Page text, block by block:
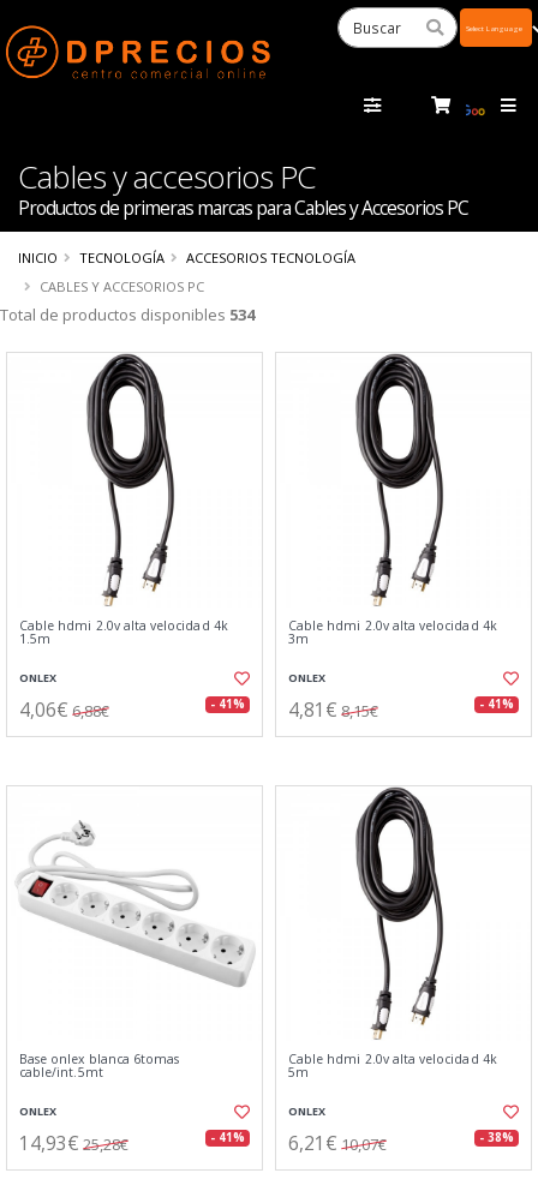
Cables y accesorios PC
Productos de primeras marcas para Cables y Accesorios PC
INICIO TECNOLOGÍA
ACCESORIOS TECNOLOGÍA
CABLES Y ACCESORIOS PC
Total de productos disponibles 534
Cable hdmi 2.0v alta velocidad 4k
1.5m
ONLEX
4,06€ 6,88€ - 41%
Cable hdmi 2.0v alta velocidad 4k
3m
ONLEX
4,81€ 8,15€ - 41%
Base onlex blanca 6tomas
cable/int.5mt
ONLEX
14,93€ 25,28€ - 41%
Cable hdmi 2.0v alta velocidad 4k
5m
ONLEX
6,21€ 10,07€ - 38%